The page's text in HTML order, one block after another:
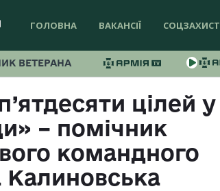
ГОЛОВНА ВАКАНСІЇ СОЦЗАХИСТ
ВЕТЕРАНА
цілей у
– помічник
командного
Калиновська